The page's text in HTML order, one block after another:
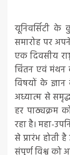
यूनिवर्सिटी
समारोह पर
एक दिवसीय
चिंतन एवं मंथन
विषयों के
अध्यात्म से
हर पाठ्यक्रम
रहा है। महा-
से प्रारंभ